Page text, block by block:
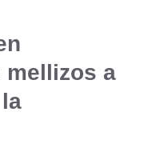
mellizos a